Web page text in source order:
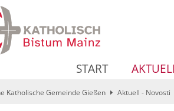
START
Katholische Gemeinde Gießen Aktuell - Novosti